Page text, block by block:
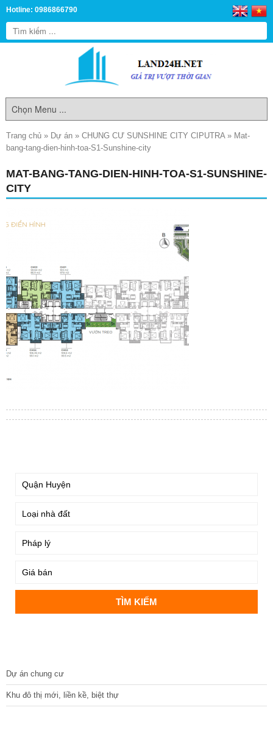
Hotline: 0986866790
Trang chủ » Dự án » CHUNG CƯ SUNSHINE CITY CIPUTRA» Mat-
bang-tang-dien-hinh-toa-S1-Sunshine-city
MAT-BANG-TANG-DIEN-HINH-TOA-S1-SUNSHINE-
CITY
Dự án chung cư
Khu đô thị mới, liền kề, biệt thự